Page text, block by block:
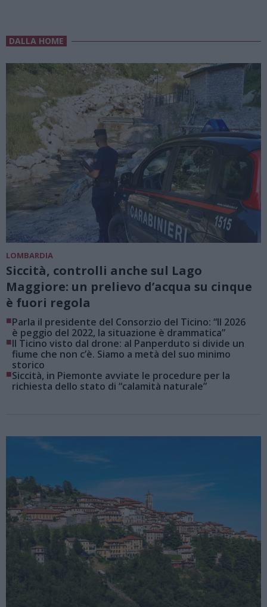
DALLA HOME
LOMBARDIA
Siccità, controlli anche sul Lago
Maggiore: un prelievo d’acqua su cinque
è fuori regola
■Parla il presidente del Consorzio del Ticino: “Il 2026
è peggio del 2022, la situazione è drammatica”
■Il Ticino visto dal drone: al Panperduto si divide un
fiume che non c’è. Siamo a metà del suo minimo
storico
■Siccità, in Piemonte avviate le procedure per la
richiesta dello stato di “calamità naturale”